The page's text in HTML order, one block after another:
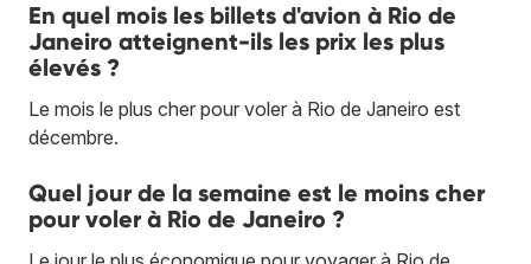
En quel mois les billets d'avion à Rio de
Janeiro atteignent-ils les prix les plus
élevés ?
Le mois le plus cher pour voler à Rio de Janeiro est
décembre.
Quel jour de la semaine est le moins cher
pour voler à Rio de Janeiro ?